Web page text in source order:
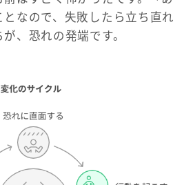
となので、失敗したら立ち直れ
、恐れの発端です。